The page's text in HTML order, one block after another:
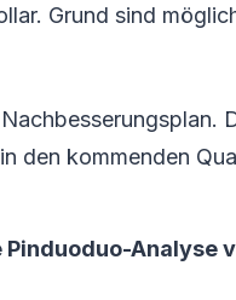
Grund sind
den kommenden
Analyse